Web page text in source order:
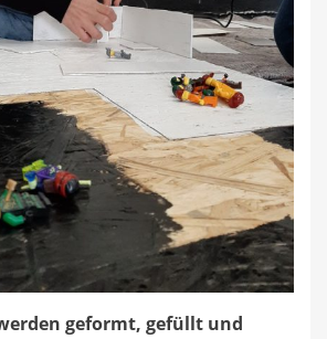
geformt, gefüllt und